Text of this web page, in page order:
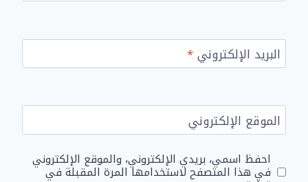
البريد الإلكتروني*
الموقع الإلكتروني
احفظ اسمي، بريدي الإلكتروني، والموقع الإلكتروني
في هذا المتصفح لاستخدامها المرة المقبلة في